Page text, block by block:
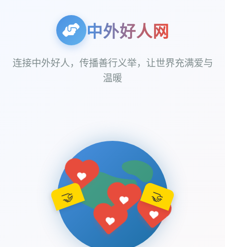
中外好人网
连接中外好人，传播善行义举，让世界充满爱与
温暖
🤝 🤝